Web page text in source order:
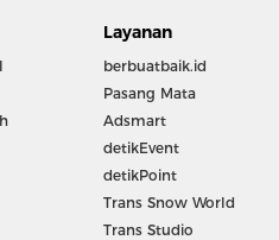
Layanan
berbuatbaik.id
Pasang Mata
Adsmart
detikEvent
detikPoint
Trans Snow World
Trans Studio